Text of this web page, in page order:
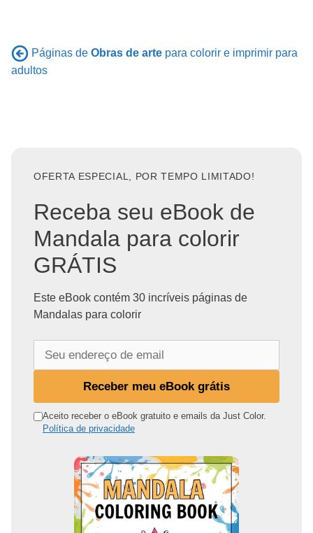
Páginas de Obras de arte para colorir e imprimir para
adultos
OFERTA ESPECIAL, POR TEMPO LIMITADO!
Receba seu eBook de
Mandala para colorir
GRÁTIS
Este eBook contém 30 incríveis páginas de
Mandalas para colorir
n
Receber meu eBook grátis
Aceito receber o eBook gratuito e emails da Just Color.
Política de privacidade